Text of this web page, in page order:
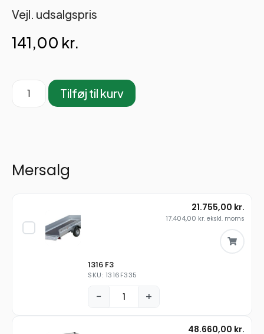
Vejl. udsalgspris
141,00 kr.
Tilføj til kurv
Mersalg
1316 F3
SKU: 1316F335
− +
21.755,00 kr.
17.404,00 kr. ekskl. moms
48.660,00 kr.